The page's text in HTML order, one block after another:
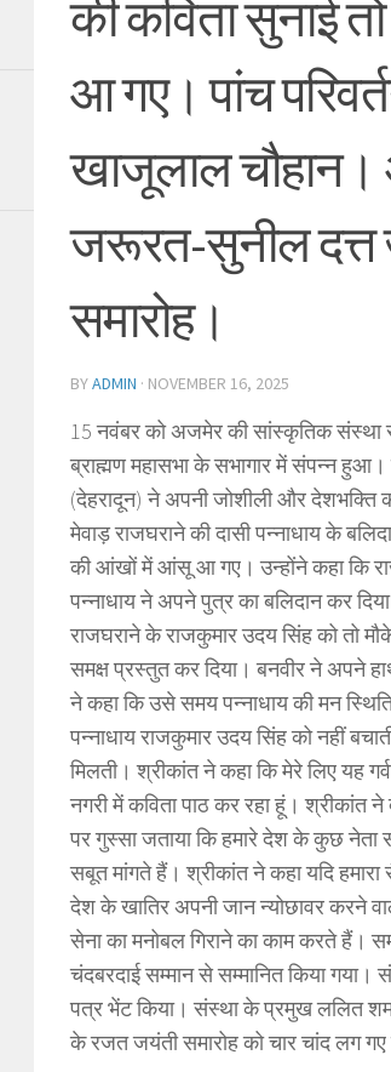
की कविता सुनाई
आ गए। पांच
खाजूलाल चौहान।
जरूरत-सुनील
समारोह।
BYADMIN · NOVEMBER 16, 2025
15 नवंबर को अजमेर की सांस्कृतिक
ब्राह्मण महासभा के सभागार में संपन्न हुआ।
(देहरादून) ने अपनी जोशीली और देशभक्ति
मेवाड़ राजघराने की दासी पन्नाधाय के
की आंखों में आंसू आ गए। उन्होंने कहा कि
पन्नाधाय ने अपने पुत्र का बलिदान कर
राजघराने के राजकुमार उदय सिंह को तो
समक्ष प्रस्तुत कर दिया। बनवीर ने अपने
ने कहा कि उसे समय पन्नाधाय की मन
पन्नाधाय राजकुमार उदय सिंह को नहीं
मिलती। श्रीकांत ने कहा कि मेरे लिए यह
नगरी में कविता पाठ कर रहा हूं।
पर गुस्सा जताया कि हमारे देश के कुछ नेता
सबूत मांगते हैं। श्रीकांत ने कहा यदि हमारा
देश के खातिर अपनी जान न्योछावर करने
सेना का मनोबल गिराने का काम करते हैं।
चंदबरदाई सम्मान से सम्मानित किया
पत्र भेंट किया। संस्था के प्रमुख ललित
के रजत जयंती समारोह को चार चांद लग गए